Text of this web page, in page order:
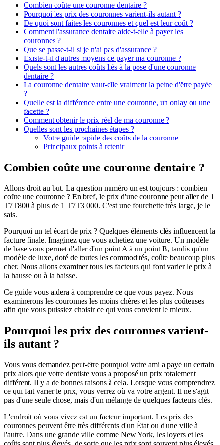
Combien coûte une couronne dentaire ?
Pourquoi les prix des couronnes varient-ils autant ?
De quoi sont faites les couronnes et quel est leur coût ?
Comment l'assurance dentaire aide-t-elle à payer les
couronnes ?
Que se passe-t-il si je n'ai pas d'assurance ?
Existe-t-il d'autres moyens de payer ma couronne ?
Quels sont les autres coûts liés à la pose d'une couronne
dentaire ?
La couronne dentaire vaut-elle vraiment la peine d'être payée
?
Quelle est la différence entre une couronne, un onlay ou une
facette ?
Comment obtenir le prix réel de ma couronne ?
Quelles sont les prochaines étapes ?
Votre guide rapide des coûts de la couronne
Principaux points à retenir
Combien coûte une couronne dentaire ?
Allons droit au but. La question numéro un est toujours : combien
coûte une couronne ? En bref, le prix d'une couronne peut aller de 1
T7T800 à plus de 1 T7T3 000. C'est une fourchette très large, je le
sais.
Pourquoi un tel écart de prix ? Quelques éléments clés influencent la
facture finale. Imaginez que vous achetiez une voiture. Un modèle
de base vous permet d'aller d'un point A à un point B, tandis qu'un
modèle de luxe, doté de toutes les commodités, coûte beaucoup plus
cher. Nous allons examiner tous les facteurs qui font varier le prix à
la hausse ou à la baisse.
Ce guide vous aidera à comprendre ce que vous payez. Nous
examinerons les couronnes les moins chères et les plus coûteuses
afin que vous puissiez choisir ce qui vous convient le mieux.
Pourquoi les prix des couronnes varient-
ils autant ?
Vous vous demandez peut-être pourquoi votre ami a payé un certain
prix alors que votre dentiste vous a proposé un prix totalement
différent. Il y a de bonnes raisons à cela. Lorsque vous comprendrez
ce qui fait varier le prix, vous verrez où va votre argent. Il ne s'agit
pas d'une seule chose, mais d'un mélange de quelques facteurs clés.
L'endroit où vous vivez est un facteur important. Les prix des
couronnes peuvent être très différents d'un État ou d'une ville à
l'autre. Dans une grande ville comme New York, les loyers et les